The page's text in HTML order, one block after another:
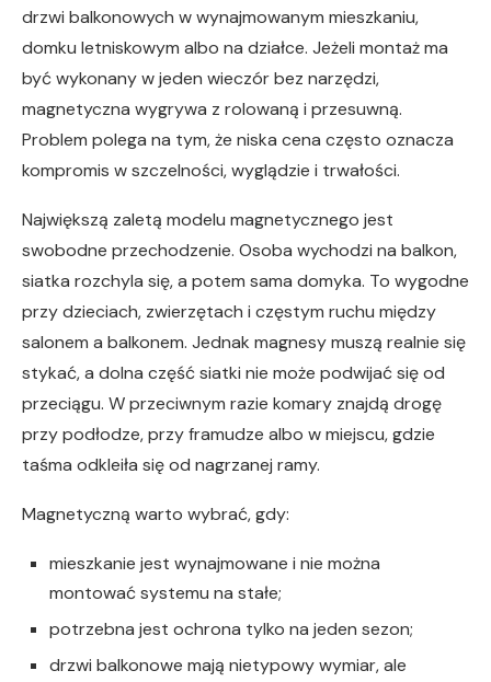
drzwi balkonowych w wynajmowanym mieszkaniu,
domku letniskowym albo na działce. Jeżeli montaż ma
być wykonany w jeden wieczór bez narzędzi,
magnetyczna wygrywa z rolowaną i przesuwną.
Problem polega na tym, że niska cena często oznacza
kompromis w szczelności, wyglądzie i trwałości.
Największą zaletą modelu magnetycznego jest
swobodne przechodzenie. Osoba wychodzi na balkon,
siatka rozchyla się, a potem sama domyka. To wygodne
przy dzieciach, zwierzętach i częstym ruchu między
salonem a balkonem. Jednak magnesy muszą realnie się
stykać, a dolna część siatki nie może podwijać się od
przeciągu. W przeciwnym razie komary znajdą drogę
przy podłodze, przy framudze albo w miejscu, gdzie
taśma odkleiła się od nagrzanej ramy.
Magnetyczną warto wybrać, gdy:
mieszkanie jest wynajmowane i nie można
montować systemu na stałe;
potrzebna jest ochrona tylko na jeden sezon;
drzwi balkonowe mają nietypowy wymiar, ale